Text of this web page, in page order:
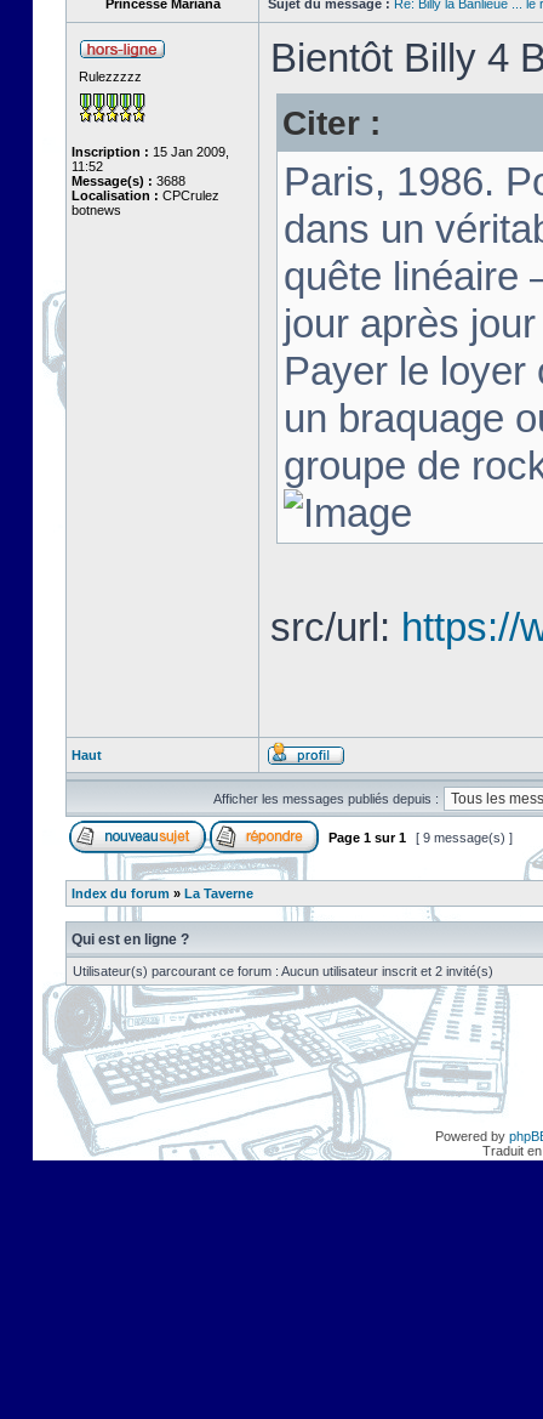
Princesse Mariana Sujet du message : Re: Billy la Banlieue ... le
Rulezzzzz
Inscription : 15 Jan 2009,
11:52
Message(s) : 3688
Localisation : CPCrulez
botnews
Bientôt Billy 4
Citer :
Paris, 1986.
dans un
quête linéaire
jour après
Payer le loyer
un braquage
groupe de
src/url: https://
Haut
Afficher les messages publiés depuis :
Page 1 sur1 [ 9 message(s) ]
Index du forum » La Taverne
Qui est en ligne ?
Utilisateur(s) parcourant ce forum : Aucun utilisateur inscrit et 2 invité(s)
Powered by
Traduit